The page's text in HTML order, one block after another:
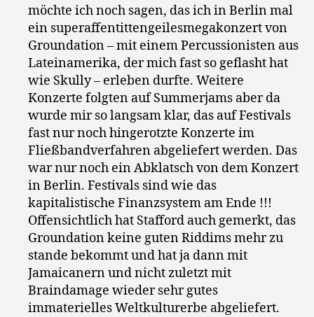
möchte ich noch sagen, das ich in Berlin mal
ein superaffentittengeilesmegakonzert von
Groundation – mit einem Percussionisten aus
Lateinamerika, der mich fast so geflasht hat
wie Skully – erleben durfte. Weitere
Konzerte folgten auf Summerjams aber da
wurde mir so langsam klar, das auf Festivals
fast nur noch hingerotzte Konzerte im
Fließbandverfahren abgeliefert werden. Das
war nur noch ein Abklatsch von dem Konzert
in Berlin. Festivals sind wie das
kapitalistische Finanzsystem am Ende !!!
Offensichtlich hat Stafford auch gemerkt, das
Groundation keine guten Riddims mehr zu
stande bekommt und hat ja dann mit
Jamaicanern und nicht zuletzt mit
Braindamage wieder sehr gutes
immaterielles Weltkulturerbe abgeliefert.